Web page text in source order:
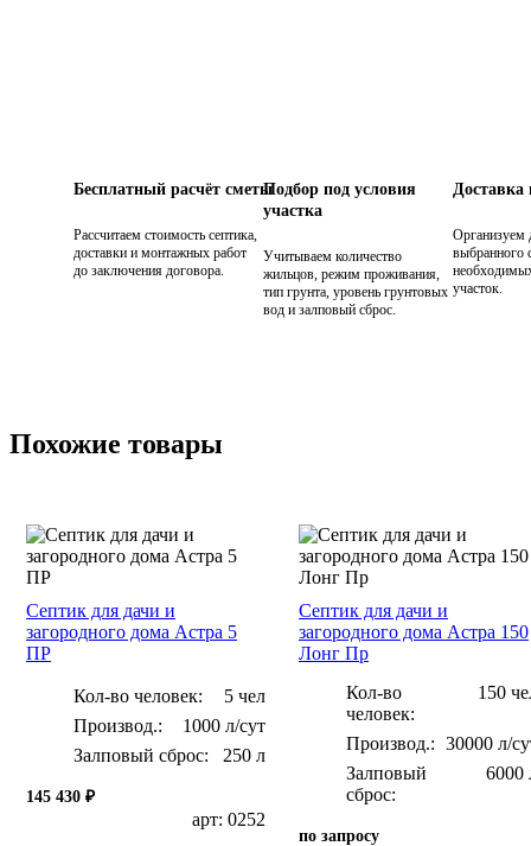
Бесплатный расчёт сметы
Рассчитаем стоимость септика,
доставки и монтажных работ
до заключения договора.
Подбор под условия
участка
Учитываем количество
жильцов, режим проживания,
тип грунта, уровень грунтовых
вод и залповый сброс.
Организуем
выбранного
участок.
Похожие товары
Септик для дачи и
загородного дома Астра 5
ПР
Кол-во человек:
5 чел
1000 л/сут
Залповый сброс:
250 л
145 430 ₽
арт: 0252
Септик для дачи и
загородного дома Астра 150
Лонг Пр
Кол-во
человек:
150
30000 л/
Залповый
сброс:
6000
по запросу